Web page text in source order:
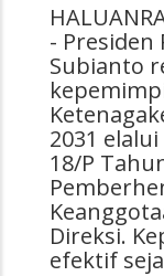
- Presiden
Subianto
2031
18/P
Direksi.
efektif